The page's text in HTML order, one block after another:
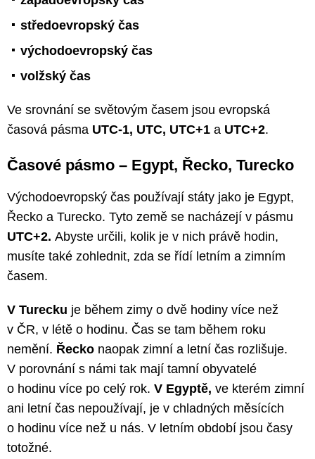
středoevropský čas
východoevropský čas
volžský čas
Ve srovnání se světovým časem jsou evropská
časová pásma UTC-1, UTC, UTC+1 a UTC+2.
Časové pásmo – Egypt, Řecko, Turecko
Východoevropský čas používají státy jako je Egypt,
Řecko a Turecko. Tyto země se nacházejí v pásmu
UTC+2. Abyste určili, kolik je v nich právě hodin,
musíte také zohlednit, zda se řídí letním a zimním
časem.
V Turecku je během zimy o dvě hodiny více než
v ČR, v létě o hodinu. Čas se tam během roku
nemění. Řecko naopak zimní a letní čas rozlišuje.
V porovnání s námi tak mají tamní obyvatelé
o hodinu více po celý rok. V Egyptě, ve kterém zimní
ani letní čas nepoužívají, je v chladných měsících
o hodinu více než u nás. V letním období jsou časy
totožné.